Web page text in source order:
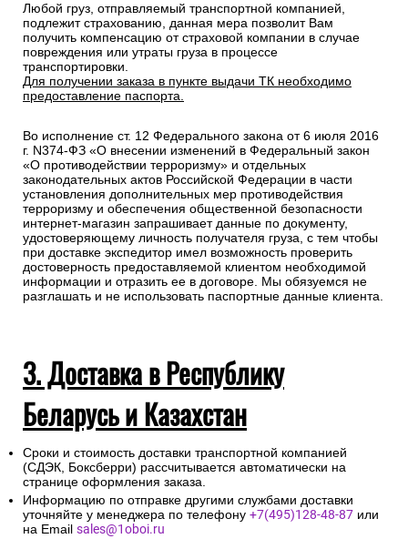
Любой груз, отправляемый транспортной компанией,
подлежит страхованию, данная мера позволит Вам
получить компенсацию от страховой компании в случае
повреждения или утраты груза в процессе
транспортировки.
Для получении заказа в пункте выдачи ТК необходимо
предоставление паспорта.
Во исполнение ст. 12 Федерального закона от 6 июля 2016
г. N374-ФЗ «О внесении изменений в Федеральный закон
«О противодействии терроризму» и отдельных
законодательных актов Российской Федерации в части
установления дополнительных мер противодействия
терроризму и обеспечения общественной безопасности
интернет-магазин запрашивает данные по документу,
удостоверяющему личность получателя груза, с тем чтобы
при доставке экспедитор имел возможность проверить
достоверность предоставляемой клиентом необходимой
информации и отразить ее в договоре. Мы обязуемся не
разглашать и не использовать паспортные данные клиента.
3. Доставка в Республику
Беларусь и Казахстан
Сроки и стоимость доставки транспортной компанией
(СДЭК, Боксберри) рассчитывается автоматически на
странице оформления заказа.
Информацию по отправке другими службами доставки
уточняйте у менеджера по телефону +7(495)128-48-87 или
на Email sales@1oboi.ru